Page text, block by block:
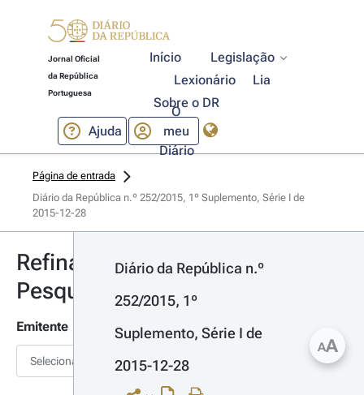
Jornal Oficial
da República
Portuguesa
Início
Legislação
Lexionário
Lia
Sobre o DR
Ajuda
O
meu
Diário
Página de entrada
Diário da República n.º 252/2015, 1º Suplemento, Série I de
2015-12-28
Refinar
Pesquisa
Emitente
Selecionar
Diário da República n.º
252/2015, 1º
Suplemento, Série I de
2015-12-28
AA